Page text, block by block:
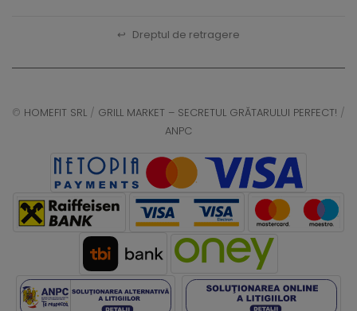
↩ Dreptul de retragere
© HOMEFIT SRL / GRILL MARKET – SECRETUL GRĂTARULUI PERFECT! /
ANPC